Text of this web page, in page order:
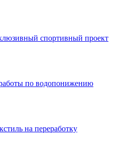
спортивный проект
по водопонижению
на переработку